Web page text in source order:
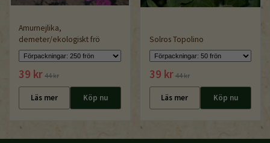
Amurnejlika,
demeter/ekologiskt frö
39 kr 44 kr
Läs mer Köp nu
Solros Topolino
39 kr 44 kr
Läs mer Köp nu